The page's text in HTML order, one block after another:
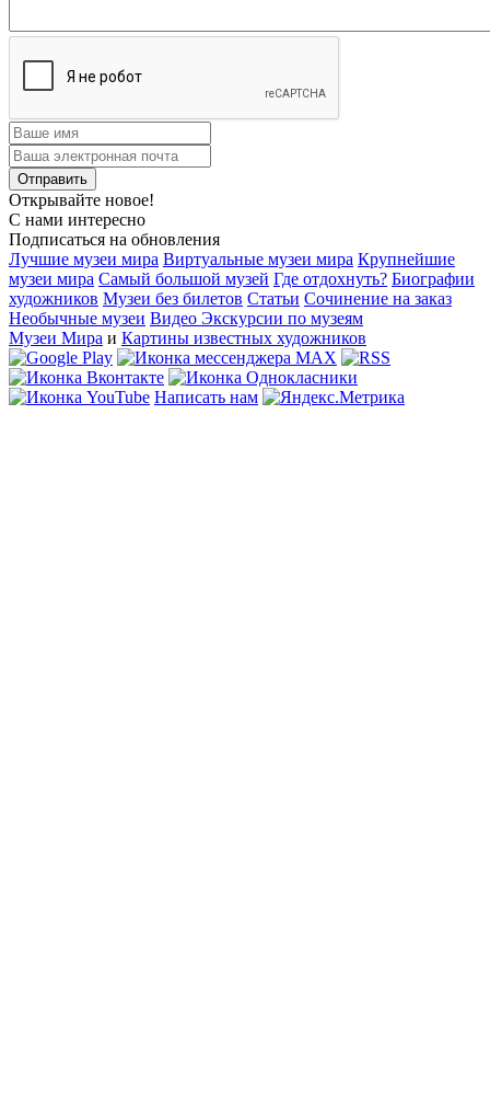
Открывайте новое!
С нами интересно
Подписаться на обновления
Лучшие музеи мира Виртуальные музеи мира Крупнейшие
музеи мира Самый большой музей Где отдохнуть? Биографии
художников Музеи без билетов Статьи Сочинение на заказ
Необычные музеи Видео Экскурсии по музеям
Музеи Мира и Картины известных художников
Написать нам